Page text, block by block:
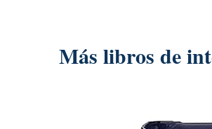
Más libros de